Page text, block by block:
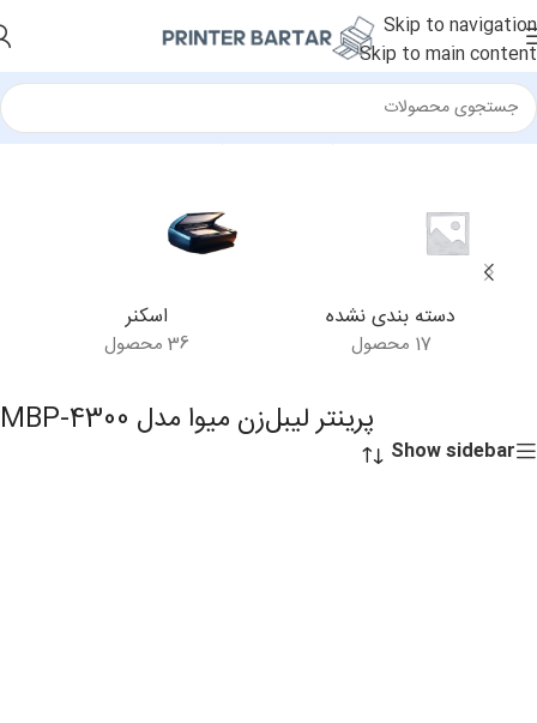
Skip to navigation
Skip to main content
خانه/محصولات برچسب خورده “پرینتر لیبل‌زن میوا مدل MBP-4300”
دسته بندی نشده
17 محصول
اسکنر
36 محصول
پرینتر لیبل‌زن میوا مدل MBP-4300
Show sidebar